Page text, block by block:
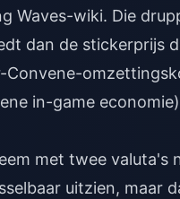
Waves-wiki. Die
dan de stickerprijs
in-game
met twee valuta's
uitzien, maar